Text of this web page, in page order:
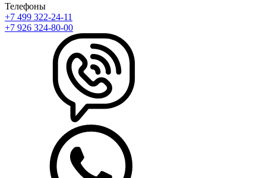
Телефоны
+7 499 322-24-11
+7 926 324-80-00